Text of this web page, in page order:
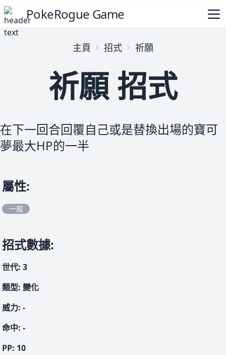
PokeRogue Game
主頁 招式 祈願
祈願 招式
在下一回合回覆自己或是替換出場的寶可
夢最大HP的一半
屬性:
一般
招式數據:
世代: 3
類型: 變化
威力: -
命中: -
PP: 10